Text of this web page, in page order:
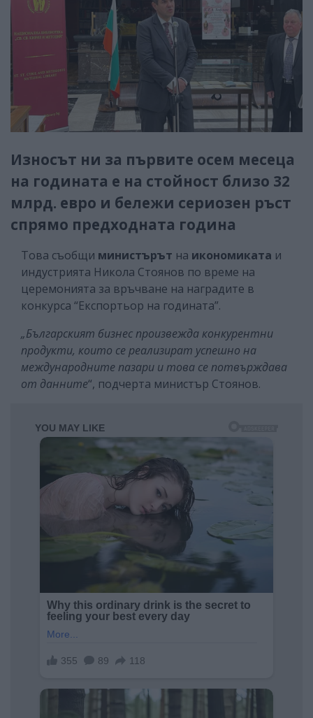
Износът ни за първите осем месеца
на годината е на стойност близо 32
млрд. евро и бележи сериозен ръст
спрямо предходната година
Това съобщи министърът на икономиката и
индустрията Никола Стоянов по време на
церемонията за връчване на наградите в
конкурса “Експортьор на годината”.
„Българският бизнес произвежда конкурентни
продукти, които се реализират успешно на
международните пазари и това се потвърждава
от данните“, подчерта министър Стоянов.